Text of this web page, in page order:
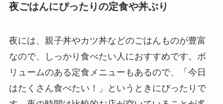
夜ごはんにぴったりの定食や丼ぶり
夜には、親子丼やカツ丼などのごはんものが豊富
なので、しっかり食べたい人におすすめです。ボ
リュームのある定食メニューもあるので、「今日
はたくさん食べたい！」というときにぴったりで